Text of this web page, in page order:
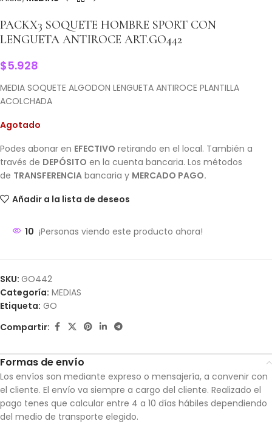
PACKX3 SOQUETE HOMBRE SPORT CON
LENGUETA ANTIROCE ART.GO442
$5.928
MEDIA SOQUETE ALGODON LENGUETA ANTIROCE PLANTILLA
ACOLCHADA
Agotado
Podes abonar en EFECTIVO retirando en el local. También a
través de DEPÓSITO en la cuenta bancaria. Los métodos
de TRANSFERENCIA bancaria y MERCADO PAGO.
Añadir a la lista de deseos
10 ¡Personas viendo este producto ahora!
SKU: GO442
Categoría: MEDIAS
Etiqueta: GO
Compartir:
Formas de envío
Los envíos son mediante expreso o mensajería, a convenir con
el cliente. El envío va siempre a cargo del cliente. Realizado el
pago tenes que calcular entre 4 a 10 días hábiles dependiendo
del medio de transporte elegido.